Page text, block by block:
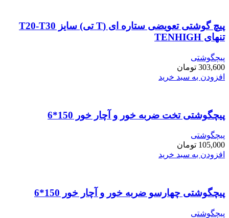
پیچ گوشتی تعویضی ستاره ای (T تی) سایز T20-T30
تنهای TENHIGH
پیچگوشتی
303,600 تومان
افزودن به سبد خرید
پیچگوشتی تخت ضربه خور و آچار خور 150*6
پیچگوشتی
105,000 تومان
افزودن به سبد خرید
پیچگوشتی چهارسو ضربه خور و آچار خور 150*6
پیچگوشتی